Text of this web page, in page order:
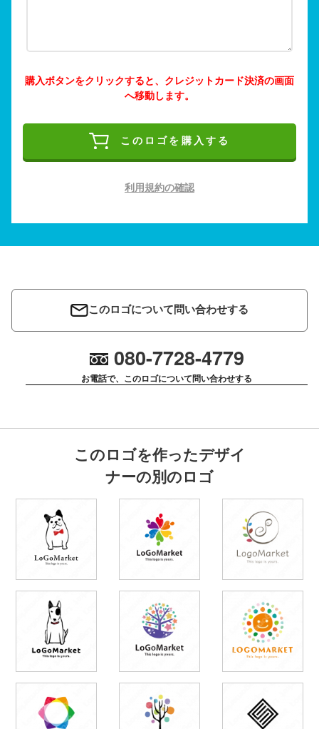
購入ボタンをクリックすると、クレジットカード決済の画面
へ移動します。
このロゴを購入する
利用規約の確認
このロゴについて問い合わせする
080-7728-4779
お電話で、このロゴについて問い合わせする
このロゴを作ったデザイ
ナーの別のロゴ